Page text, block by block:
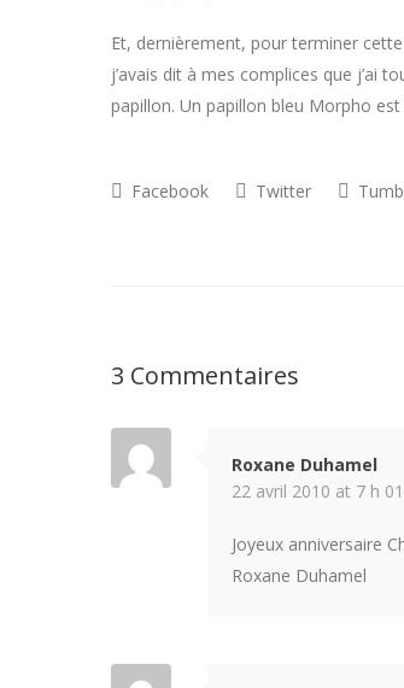
Et, dernièrement, pour terminer
j’avais dit à mes complices que j’ai
papillon. Un papillon bleu Morpho
Facebook Twitter
3 Commentaires
Roxane Duhamel
22 avril 2010 at 7 h 01
Joyeux anniversaire
Roxane Duhamel